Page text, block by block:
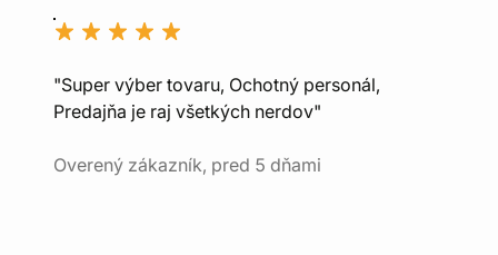
"Super výber tovaru, Ochotný personál,
Predajňa je raj všetkých nerdov"
Overený zákazník, pred 5 dňami